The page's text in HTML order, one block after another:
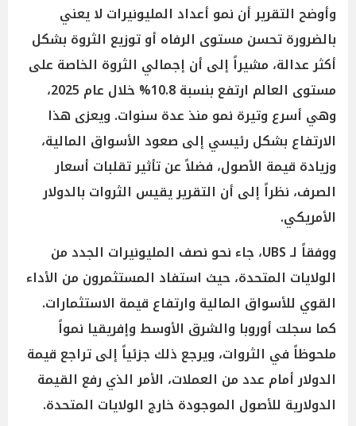
وأوضح التقرير أن نمو أعداد المليونيرات لا يعني
بالضرورة تحسن مستوى الرفاه أو توزيع الثروة بشكل
أكثر عدالة، مشيراً إلى أن إجمالي الثروة الخاصة على
مستوى العالم ارتفع بنسبة 10.8% خلال عام 2025،
وهي أسرع وتيرة نمو منذ عدة سنوات. ويعزى هذا
الارتفاع بشكل رئيسي إلى صعود الأسواق المالية،
وزيادة قيمة الأصول، فضلاً عن تأثير تقلبات أسعار
الصرف، نظراً إلى أن التقرير يقيس الثروات بالدولار
الأمريكي.
ووفقاً لـ UBS، جاء نحو نصف المليونيرات الجدد من
الولايات المتحدة، حيث استفاد المستثمرون من الأداء
القوي للأسواق المالية وارتفاع قيمة الاستثمارات.
كما سجلت أوروبا والشرق الأوسط وإفريقيا نمواً
ملحوظاً في الثروات، ويرجع ذلك جزئياً إلى تراجع قيمة
الدولار أمام عدد من العملات، الأمر الذي رفع القيمة
الدولارية للأصول الموجودة خارج الولايات المتحدة.